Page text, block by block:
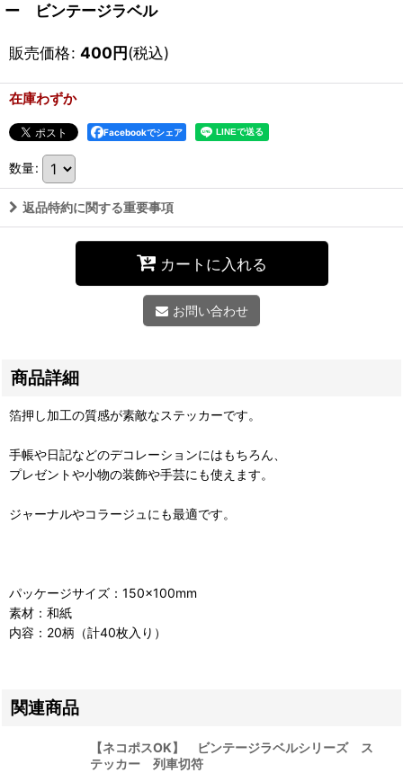
ー ビンテージラベル
販売価格: 400円(税込)
在庫わずか
Facebookでシェア
数量:
返品特約に関する重要事項
カートに入れる
お問い合わせ
商品詳細
箔押し加工の質感が素敵なステッカーです。
手帳や日記などのデコレーションにはもちろん、
プレゼントや小物の装飾や手芸にも使えます。
ジャーナルやコラージュにも最適です。
パッケージサイズ：150×100mm
素材：和紙
内容：20柄（計40枚入り）
関連商品
【ネコポスOK】 ビンテージラベルシリーズ ス
テッカー 列車切符